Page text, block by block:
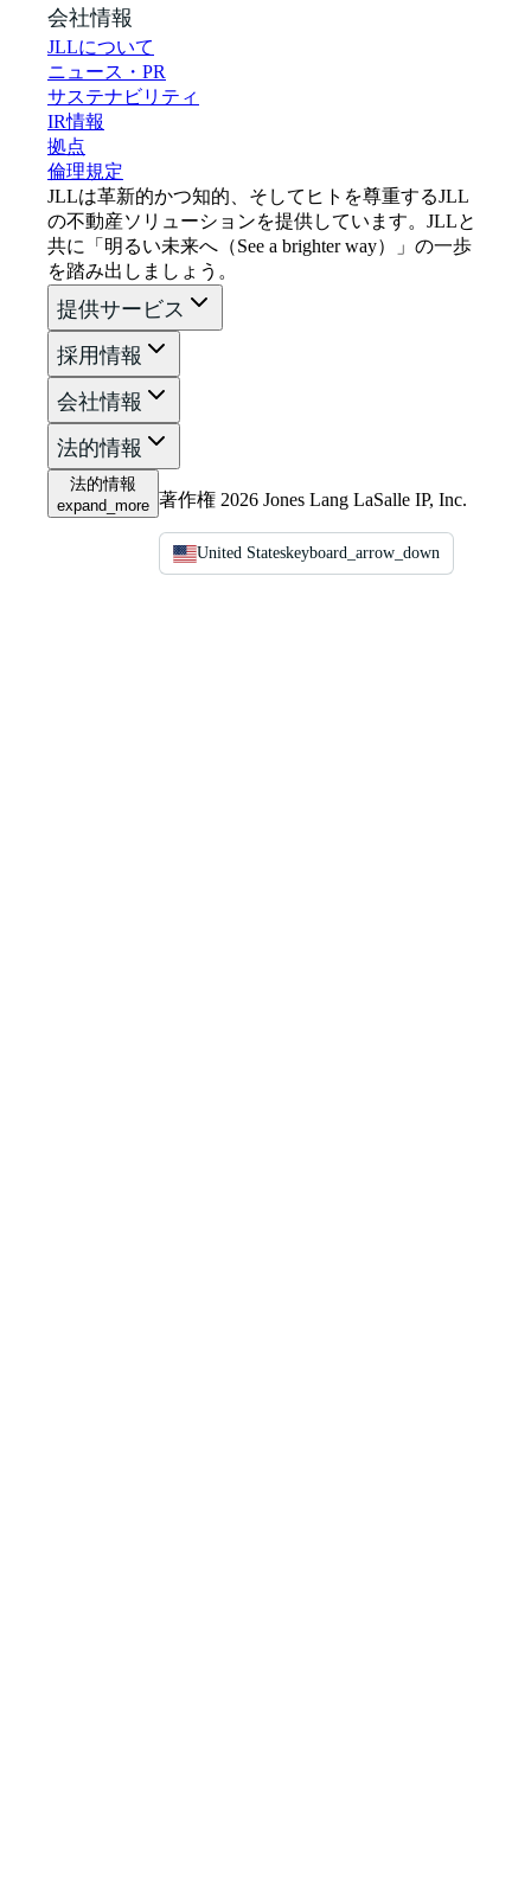
会社情報
JLLについて
ニュース・PR
サステナビリティ
IR情報
拠点
倫理規定
JLLは革新的かつ知的、そしてヒトを尊重するJLL
の不動産ソリューションを提供しています。JLLと
共に「明るい未来へ（See a brighter way）」の一歩
を踏み出しましょう。
提供サービス
採用情報
会社情報
法的情報
法的情報
expand_more 著作権 2026 Jones Lang LaSalle IP, Inc.
United Stateskeyboard_arrow_down